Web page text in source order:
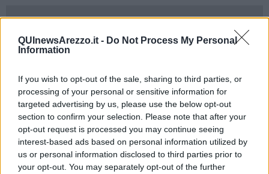
QUInewsArezzo.it - Do Not Process My Personal
Information
If you wish to opt-out of the sale, sharing to third parties, or
processing of your personal or sensitive information for
targeted advertising by us, please use the below opt-out
section to confirm your selection. Please note that after your
opt-out request is processed you may continue seeing
interest-based ads based on personal information utilized by
us or personal information disclosed to third parties prior to
your opt-out. You may separately opt-out of the further
Nello specifico si tratta dellarotatoria dell’area Lebole, il primo
centro lavaggio alla scuola Sante Tani, la manutenzione
straordinaria dellascuola di Indicatore.
Grazie ad un co-finanziamento ministeriale, nel piano è stato
inserito ex-novo anche la realizzazione di un
nuovo canale
collettore per raccogliere le acque
provenienti da Castelsecco e
la messa a dimore di specie arboree e arbustive grazie a un bando
regionale che finanzierà il 90%dell’importo della spesa.